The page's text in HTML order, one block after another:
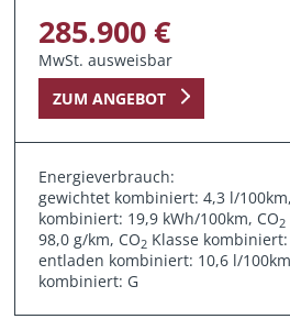
285.900 €
MwSt. ausweisbar
ZUM ANGEBOT
Energieverbrauch:
gewichtet kombiniert: 4,3 l/
kombiniert: 19,9 kWh/100km, CO2
98,0 g/km, CO2 Klasse kombiniert:
entladen kombiniert: 10,6 l/
kombiniert: G